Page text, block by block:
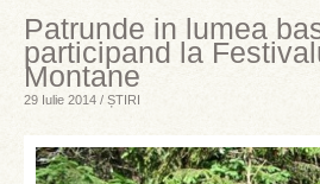
Patrunde in lumea
participand la
Montane
29 Iulie 2014 / ȘTIRI